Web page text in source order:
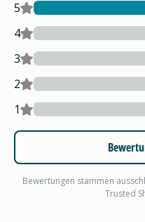
5
4
3
2
1
Bewertungen stammen
Trusted